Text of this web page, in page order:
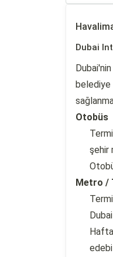
Dubai
belediye
Otobüs
şehir
Metro /